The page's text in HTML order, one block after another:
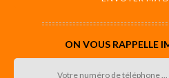
ON VOUS RAPPELLE